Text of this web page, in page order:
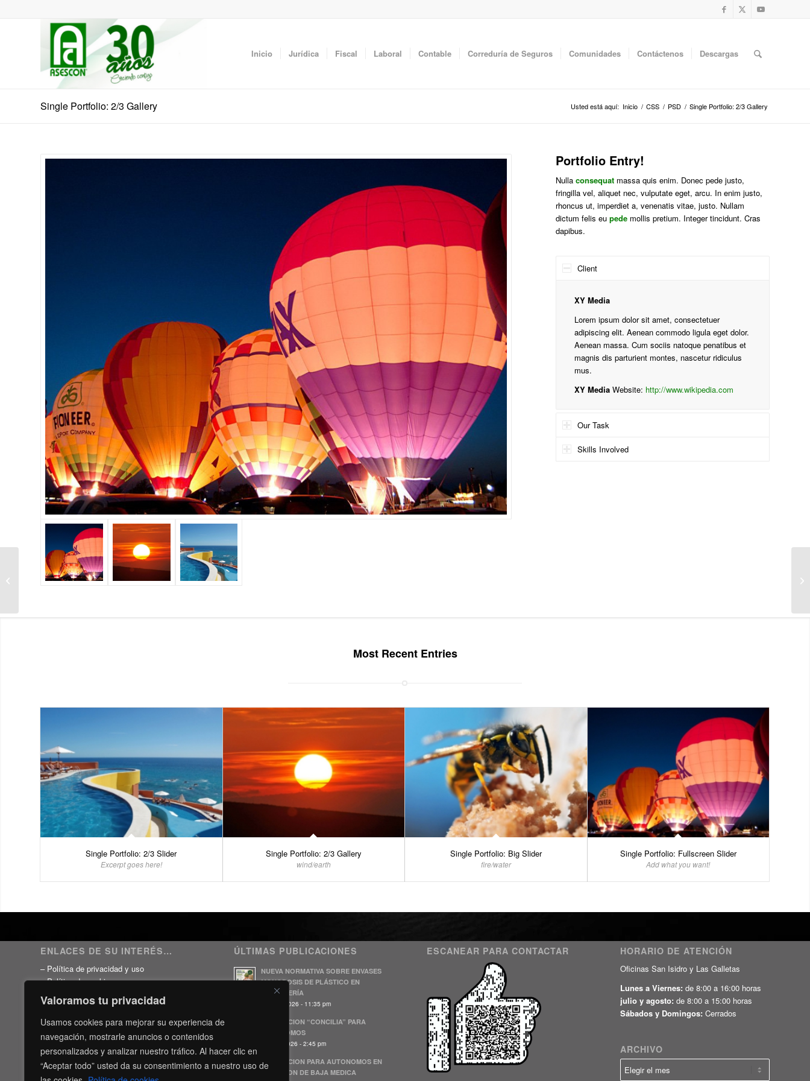
Valoramos tu privacidad
Usamos cookies para mejorar su experiencia de
navegación, mostrarle anuncios o contenidos
personalizados y analizar nuestro tráfico. Al hacer clic en
“Aceptar todo” usted da su consentimiento a nuestro uso de
Inicio Jurídica Fiscal Laboral Contable Correduría de Seguros Comunidades Contáctenos Descargas
Single Portfolio: 2/3 Gallery Usted está aquí: Inicio / CSS / PSD / Single Portfolio: 2/3 Gallery
Portfolio Entry!
Nullaconsequat massa quis enim. Donec pede justo,
fringilla vel, aliquet nec, vulputate eget, arcu. In enim justo,
rhoncus ut, imperdiet a, venenatis vitae, justo. Nullam
dictum felis eupede mollis pretium. Integer tincidunt. Cras
dapibus.
Client
XY Media
Lorem ipsum dolor sit amet, consectetuer
adipiscing elit. Aenean commodo ligula eget dolor.
Aenean massa. Cum sociis natoque penatibus et
magnis dis parturient montes, nascetur ridiculus
mus.
XY Media Website: http://www.wikipedia.com
Our Task
Skills Involved
Most Recent Entries
Single Portfolio: 2/3 Slider
Excerpt goes here!
Single Portfolio: 2/3 Gallery
wind/earth
Single Portfolio: Big Slider
fire/water
Single Portfolio: Fullscreen Slider
Add what you want!
ENLACES DE SU INTERÉS…
– Política de privacidad y uso
–Política de cookies
–Consentimiento para información
–Suscripción al boletín
–Antasur; Seguros y Comunidades
Agencia Tributaria
BOC – Boletín Oficial de Canarias
–BOE – Boletín Oficial del Estado
–Cámara de Comercio de Tenerife
ÚLTIMAS PUBLICACIONES
NUEVA NORMATIVA SOBRE ENVASES
MONODOSIS DE PLÁSTICO EN
HOSTELERÍA
24 julio, 2026 - 11:35 pm
SUBVENCION “CONCILIA” PARA
AUTONOMOS
5 junio, 2026 - 2:45 pm
SUBVENCION PARA AUTONOMOS EN
SITUACION DE BAJA MEDICA
ESCANEAR PARA CONTACTAR HORARIO DE ATENCIÓN
Oficinas San Isidro y Las Galletas
Lunes a Viernes: de 8:00 a 16:00 horas
julio y agosto: de 8:00 a 15:00 horas
Sábados y Domingos: Cerrados
ARCHIVO
Single Portfolio: Big